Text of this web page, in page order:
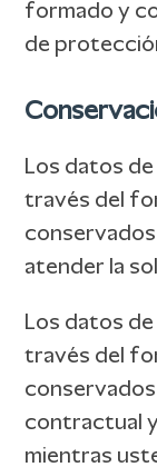
formado y
de
Los datos
través del
atender la
Los datos
través del
contractual
mientras